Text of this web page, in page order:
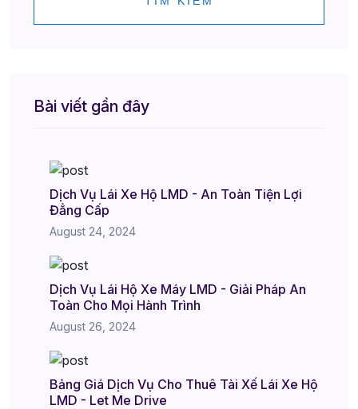
Bài viết gần đây
Dịch Vụ Lái Xe Hộ LMD - An Toàn Tiện Lợi
Đẳng Cấp
August 24, 2024
Dịch Vụ Lái Hộ Xe Máy LMD - Giải Pháp An
Toàn Cho Mọi Hành Trình
August 26, 2024
Bảng Giá Dịch Vụ Cho Thuê Tài Xế Lái Xe Hộ
LMD - Let Me Drive